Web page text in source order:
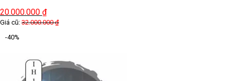
20.000.000 ₫
Giá cũ: 32.000.000₫
-40%